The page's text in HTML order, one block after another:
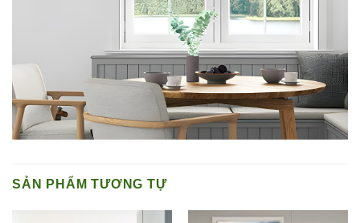
SẢN PHẨM TƯƠNG TỰ